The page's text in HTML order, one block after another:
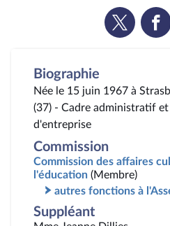
Voir
la
Voir
la
Biographie
Née le 15 juin 1967 à
(37) - Cadre administratif et
d'entreprise
Commission
Commission des affaires
l'éducation (Membre)
autres fonctions à
Suppléant